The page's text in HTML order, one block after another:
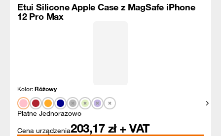
Etui Silicone Apple Case z MagSafe iPhone
12 Pro Max
Kolor:Różowy
Płatne Jednorazowo
Cena urządzenia203,17 zł + VAT